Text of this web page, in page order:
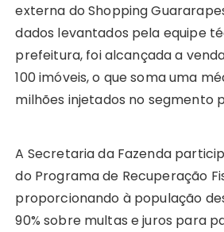
externa do Shopping
dados levantados pela equipe
prefeitura, foi alcançada a
100 imóveis, o que soma uma
milhões injetados no segmento
A Secretaria da Fazenda
do Programa de Recuperação
proporcionando à população
90% sobre multas e juros para